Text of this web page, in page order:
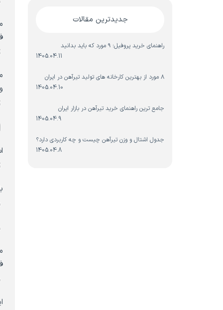
جدیدترین مقالات
راهنمای خرید پروفیل؛ ۹ مورد که باید بدانید
1405.04.11
۸ مورد از بهترین کارخانه های تولید تیرآهن در ایران
1405.04.10
جامع ترین راهنمای خرید تیرآهن در بازار ایران
1405.04.9
جدول اشتال و وزن تیرآهن چیست و چه کاربردی دارد؟
1405.04.8